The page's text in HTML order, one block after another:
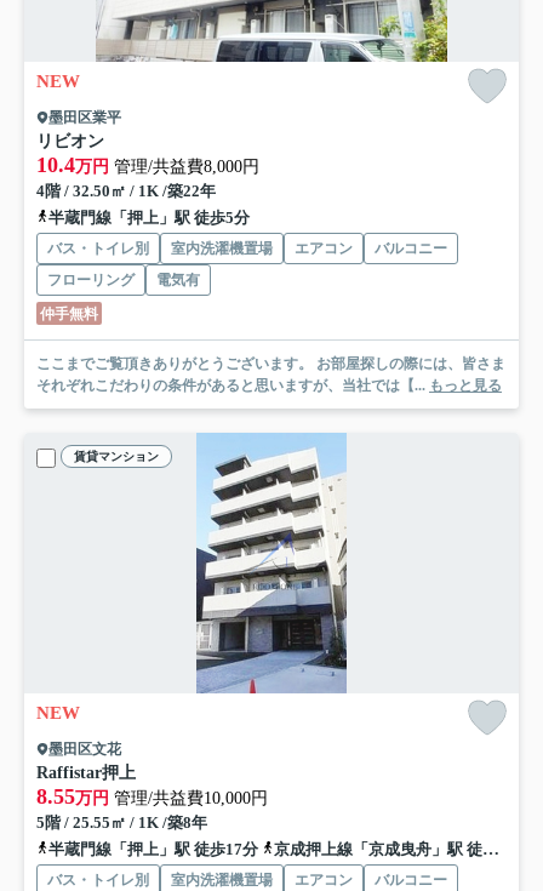
NEW
墨田区業平
リビオン
10.4万円 管理/共益費8,000円
4階 / 32.50㎡ / 1K /築22年
半蔵門線「押上」駅 徒歩5分
バス・トイレ別 室内洗濯機置場 エアコン
バルコニー
フローリング
電気有
仲手無料
ここまでご覧頂きありがとうございます。 お部屋探しの際には、皆さま
それぞれこだわりの条件があると思いますが、当社では【... もっと見る
賃貸マンション
NEW
墨田区文花
Raffistar押上
8.55万円 管理/共益費10,000円
5階 / 25.55㎡ / 1K /築8年
半蔵門線「押上」駅 徒歩17分
京成押上線「京成曳舟」駅 徒歩17分
バス・トイレ別 室内洗濯機置場 エアコン
バルコニー